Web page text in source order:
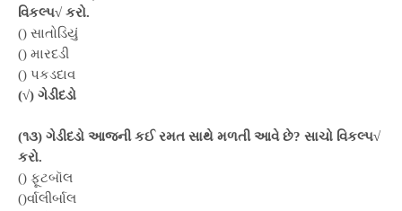
વિકલ્પ√ કરો.
() સાતોડિયું
() મારદડી
() પકડદાવ
(√) ગેડીદડો
(૧૩) ગેડીદડો આજની કઈ રમત સાથે મળતી આવે છે? સાચો વિકલ્પ√
કરો.
() ફૂટબૉલ
()ર્વાલીર્બાલ